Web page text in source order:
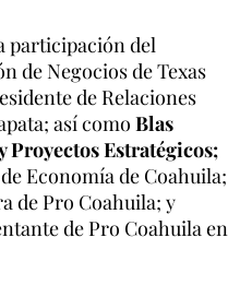
participación del
de Negocios de Texas
de Relaciones
así como Blas
Proyectos Estratégicos;
Economía de Coahuila;
de Pro Coahuila; y
de Pro Coahuila en